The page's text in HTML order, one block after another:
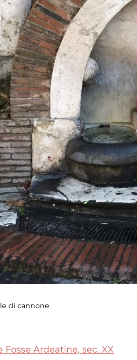
di cannone
Ardeatine, sec. XX